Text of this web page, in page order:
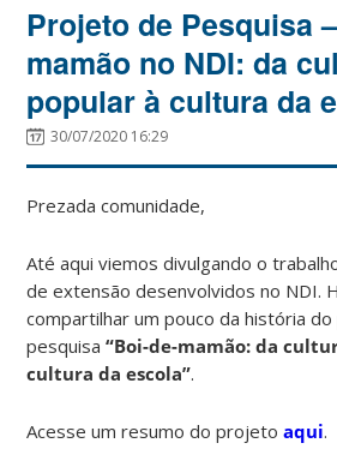
Projeto de Pesquisa
mamão no NDI: da
popular à cultura da
30/07/2020 16:29
Prezada comunidade,
Até aqui viemos divulgando o
de extensão desenvolvidos no NDI.
compartilhar um pouco da história
pesquisa“Boi-de-mamão: da
cultura da escola”.
Acesse um resumo do projetoaqui.